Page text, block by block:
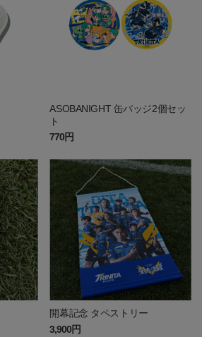
ASOBANIGHT 缶バッジ2個セッ
ト
770円
開幕記念 タペストリー
3,900円